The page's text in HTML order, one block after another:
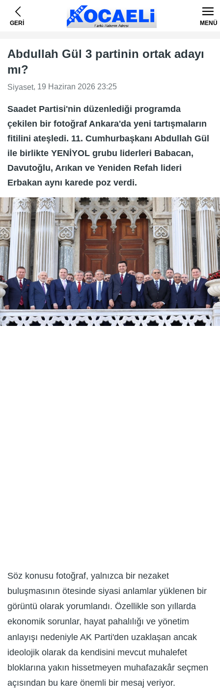
GERİ MENÜ
Abdullah Gül 3 partinin ortak adayı
mı?
Siyaset, 19 Haziran 2026 23:25
Saadet Partisi'nin düzenlediği programda
çekilen bir fotoğraf Ankara'da yeni tartışmaların
fitilini ateşledi. 11. Cumhurbaşkanı Abdullah Gül
ile birlikte YENİYOL grubu liderleri Babacan,
Davutoğlu, Arıkan ve Yeniden Refah lideri
Erbakan aynı karede poz verdi.
Söz konusu fotoğraf, yalnızca bir nezaket
buluşmasının ötesinde siyasi anlamlar yüklenen bir
görüntü olarak yorumlandı. Özellikle son yıllarda
ekonomik sorunlar, hayat pahalılığı ve yönetim
anlayışı nedeniyle AK Parti'den uzaklaşan ancak
ideolojik olarak da kendisini mevcut muhalefet
bloklarına yakın hissetmeyen muhafazakâr seçmen
açısından bu kare önemli bir mesaj veriyor.